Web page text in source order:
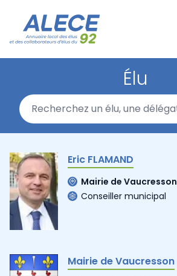
Élu
Eric FLAMAND
Mairie de Vaucresson
Conseiller municipal
Mairie de Vaucresson